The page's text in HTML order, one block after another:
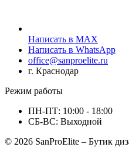
Написать в MAX
Написать в WhatsApp
office@sanproelite.ru
г. Краснодар
Режим работы
ПН-ПТ: 10:00 - 18:00
СБ-ВС: Выходной
© 2026 SanProElite – Бутик